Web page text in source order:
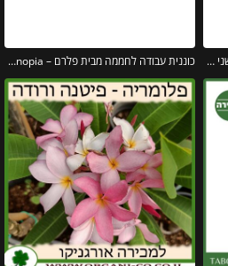
גגון Sophia אפור-לבן אופל 1X1.6 עם שני קירות צד מבית פלרם – Canopia כוננית עבודה לחממה מבית פלרם – Canopia